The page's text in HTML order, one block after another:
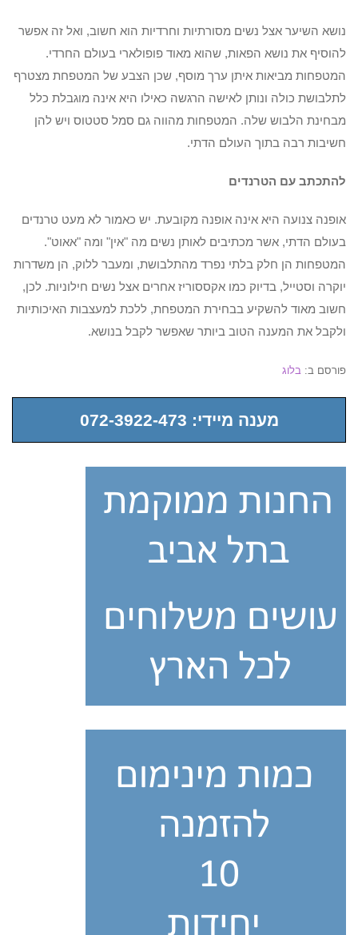
נושא השיער אצל נשים מסורתיות וחרדיות הוא חשוב, ואל זה אפשר
להוסיף את נושא הפאות, שהוא מאוד פופולארי בעולם החרדי.
המטפחות מביאות איתן ערך מוסף, שכן הצבע של המטפחת מצטרף
לתלבושת כולה ונותן לאישה הרגשה כאילו היא אינה מוגבלת כלל
מבחינת הלבוש שלה. המטפחות מהווה גם סמל סטטוס ויש להן
חשיבות רבה בתוך העולם הדתי.
להתכתב עם הטרנדים
אופנה צנועה היא אינה אופנה מקובעת. יש כאמור לא מעט טרנדים
בעולם הדתי, אשר מכתיבים לאותן נשים מה "אין" ומה "אאוט".
המטפחות הן חלק בלתי נפרד מהתלבושת, ומעבר ללוק, הן משדרות
יוקרה וסטייל, בדיוק כמו אקססוריז אחרים אצל נשים חילוניות. לכן,
חשוב מאוד להשקיע בבחירת המטפחת, ללכת למעצבות האיכותיות
ולקבל את המענה הטוב ביותר שאפשר לקבל בנושא.
פורסם ב: בלוג
מענה מיידי: 072-3922-473